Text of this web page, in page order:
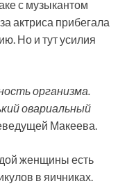
с музыкантом
актриса прибегала
Но и тут усилия
организма.
овариальный
Макеева.
женщины есть
в яичниках.